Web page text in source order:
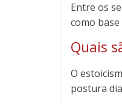
Entre os
como
Quais
O
postura